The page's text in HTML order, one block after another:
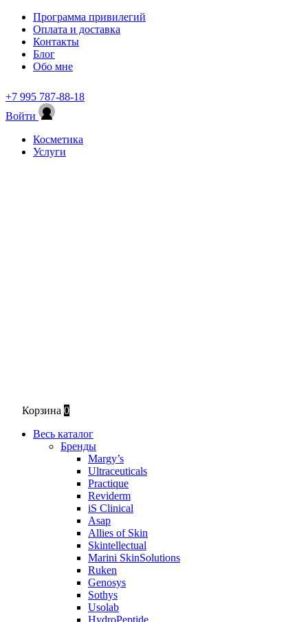
Программа привилегий
Оплата и доставка
Контакты
Блог
Обо мне
+7 995 787-88-18
Войти
Косметика
Услуги
Корзина 0
Весь каталог
Бренды
Margy’s
Ultraceuticals
Practique
Reviderm
iS Clinical
Asap
Allies of Skin
Skintellectual
Marini SkinSolutions
Ruken
Genosys
Sothys
Usolab
HydroPeptide